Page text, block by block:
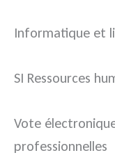
Informatique et
SI Ressources
Vote
professionnelles